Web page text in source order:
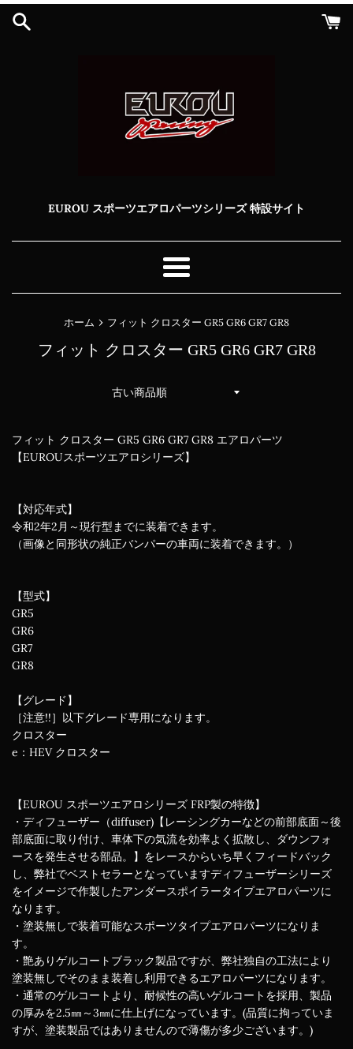
コ
EUROU スポーツエアロパーツシリーズ 特設サイト
メ
ニ
ー
ホーム › フィット クロスター GR5 GR6 GR7 GR8
フィット クロスター GR5 GR6 GR7 GR8
並
え
フィット クロスター GR5 GR6 GR7 GR8 エアロパーツ
【EUROUスポーツエアロシリーズ】
【対応年式】
令和2年2月～現行型までに装着できます。
（画像と同形状の純正バンパーの車両に装着できます。）
【型式】
GR5
GR6
GR7
GR8
【グレード】
［注意!!］以下グレード専用になります。
クロスター
e：HEV クロスター
【EUROU スポーツエアロシリーズ FRP製の特徴】
・ディフューザー（diffuser)【レーシングカーなどの前部底面～後
部底面に取り付け、車体下の気流を効率よく拡散し、ダウンフォ
ースを発生させる部品。】をレースからいち早くフィードバック
し、弊社でベストセラーとなっていますディフューザーシリーズ
をイメージで作製したアンダースポイラータイプエアロパーツに
なります。
・塗装無しで装着可能なスポーツタイプエアロパーツになりま
す。
・艶ありゲルコートブラック製品ですが、弊社独自の工法により
塗装無しでそのまま装着し利用できるエアロパーツになります。
・通常のゲルコートより、耐候性の高いゲルコートを採用、製品
の厚みを2.5㎜～3㎜に仕上げになっています。(品質に拘っていま
すが、塗装製品ではありませんので薄傷が多少ございます。)